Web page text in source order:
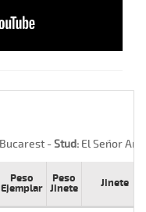
-Stud: El Señor
Peso
Ejemplar
Peso
Jinete
Jinete